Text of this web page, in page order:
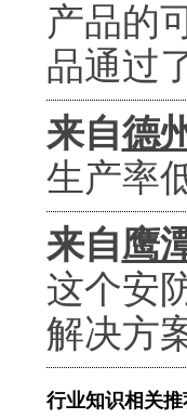
产品的
品通过
来自德
生产率
来自鹰
这个安
解决方
行业知识相关推